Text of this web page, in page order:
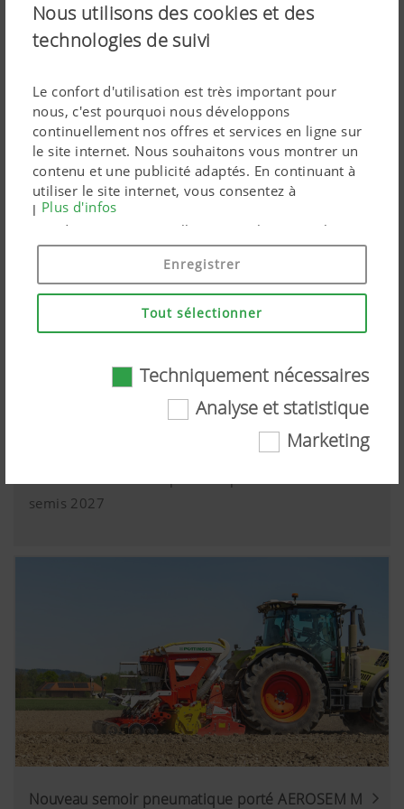
Nous utilisons des cookies et des
technologies de suivi
Le confort d'utilisation est très important pour
nous, c'est pourquoi nous développons
continuellement nos offres et services en ligne sur
le site internet. Nous souhaitons vous montrer un
contenu et une publicité adaptés. En continuant à
utiliser le site internet, vous consentez à
l'utilisation de cookies techniquement nécessaires.
Vos données personnelles sont utilisées par les
produits marketing Google uniquement si vous
donnez votre consentement en cliquant sur « tout
accepter ». Vous pouvez également effectuer un
paramétrage personnalisé à l'aide des cases à
cocher proposées.
Techniquement nécessaires
Certaines technologies web et cookies aident à
rendre ce site internet plus accessible et
affichage correct dans votre navigateur ou la
demande de votre consentement. Ce site
internet ne fonctionne pas sans les technologies
web et cookies mentionnés.
Objectif des
cookies
Durée
Cookies de
Enregistre si
6 Mois
Plus d'infos
Analyse et statistique
Plus d'infos
Enregistrer
Tout sélectionner
Techniquement nécessaires
Analyse et statistique
Marketing
Fraîchement mise à jour : la faucheuse traînée
NOVACAT T de PÖTTINGER
Nouvelle largeur, nouvelles caractéristiques,
nouvelle génération de conditionneur à rouleaux
Les semoirs monograines PURO H 3000 de
PÖTTINGER font leurs preuves sur le terrain
semis 2027
Nouveau semoir pneumatique porté AEROSEM M